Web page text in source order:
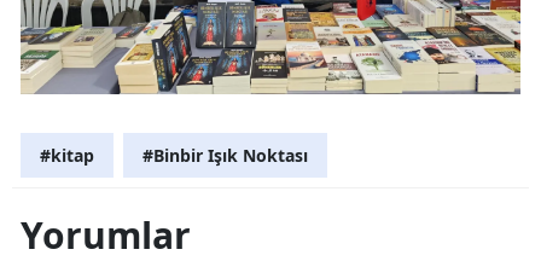
#kitap #Binbir Işık Noktası
Yorumlar